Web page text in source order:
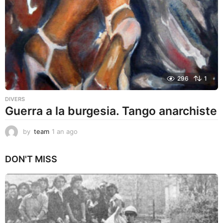
o
296 1
DIVERS
Guerra a la burgesia. Tango anarchiste
by team 1 an ago
o
DON'T MISS